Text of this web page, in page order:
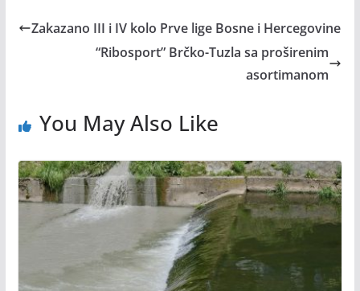
Zakazano III i IV kolo Prve lige Bosne i Hercegovine
“Ribosport” Brčko-Tuzla sa proširenim
asortimanom
You May Also Like